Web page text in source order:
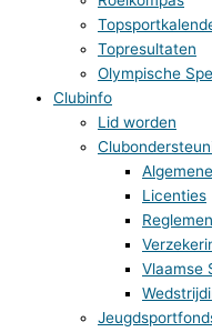
Topresultaten
Olympische
Clubinfo
Lid worden
Licenties
Vlaamse